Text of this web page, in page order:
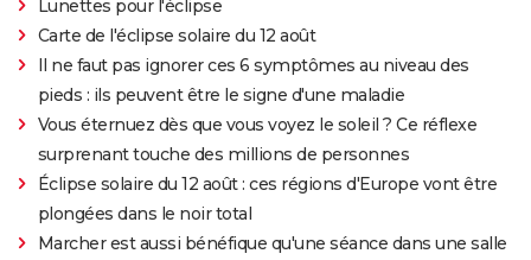
Lunettes pour l'éclipse
Carte de l'éclipse solaire du 12 août
Il ne faut pas ignorer ces 6 symptômes au niveau des
pieds : ils peuvent être le signe d'une maladie
Vous éternuez dès que vous voyez le soleil ? Ce réflexe
surprenant touche des millions de personnes
Éclipse solaire du 12 août : ces régions d'Europe vont être
plongées dans le noir total
Marcher est aussi bénéfique qu'une séance dans une salle